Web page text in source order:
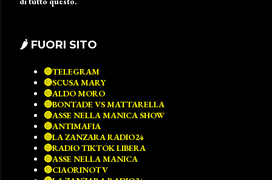
🌶 FUORI SITO
🔴TELEGRAM
🔴SCUSA MARY
🔴ALDO MORO
🔴BONTADE VS MATTARELLA
🔴ASSE NELLA MANICA SHOW
🔴ANTIMAFIA
🔴LA ZANZARA RADIO24
🔴RADIO TIKTOK LIBERA
🔴ASSE NELLA MANICA
🔴CIAORINOTV